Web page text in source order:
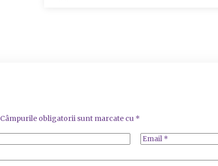
Câmpurile obligatorii sunt marcate cu *